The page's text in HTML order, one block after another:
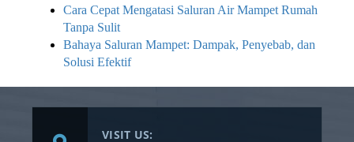
Cara Cepat Mengatasi Saluran Air Mampet Rumah
Tanpa Sulit
Bahaya Saluran Mampet: Dampak, Penyebab, dan
Solusi Efektif
VISIT US: